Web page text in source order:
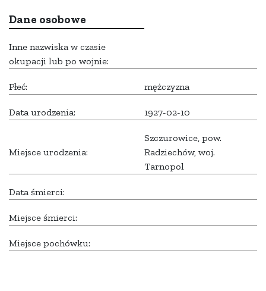
Dane osobowe
Inne nazwiska w czasie
okupacji lub po wojnie:
Płeć: mężczyzna
Data urodzenia: 1927-02-10
Miejsce urodzenia:
Szczurowice, pow.
Radziechów, woj.
Tarnopol
Data śmierci:
Miejsce śmierci:
Miejsce pochówku: